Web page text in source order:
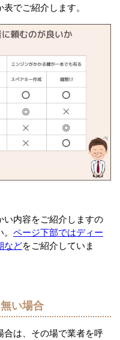
でご紹介します。
い内容をご紹介しますの
ページ下部ではディー
などをご紹介していま
い場合
合は、その場で業者を呼